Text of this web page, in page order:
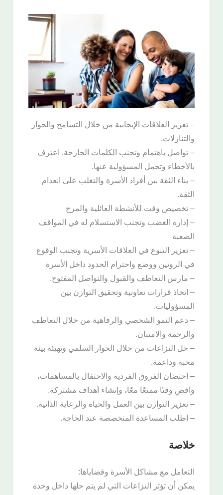
– تعزيز العلاقات الإيجابية من خلال التسامح والحوار
والتنازلات.
– تواصل باهتمام وتجنب الكلمات الجارحة. اعترف
بالأخطاء وتحمل المسؤولية عنها.
– بناء الثقة بين أفراد الأسرة والتغلب على انعدام
الثقة.
– تخصيص وقت للأنشطة العائلية والمرح
– إدارة الغضب وتجنب الاستسلام له في المواقف
الصعبة
– تعزيز التنوع في العلاقات الأسرية وتجنب الوقوع
في الروتين ووضع واحترام الحدود داخل الأسرة
– مارس التعاطف والقبول والتواصل المفتوح.
– اتخاذ قرارات تعاونية وتحقيق التوازن بين
المسؤوليات.
– دعم النمو الشخصي والرفاهية من خلال التعاطف
والرحمة والامتنان.
– حل النزاعات من خلال الحوار السلمي وتهيئة بيئة
محبة وداعمة.
– احتضان الفروق الفردية والاحتفال بالمساهمات،
واقضِ وقتًا ممتعًا معًا، وإنشاء أهداف مشتركة.
– تعزيز التوازن بين العمل والحياة والرعاية الذاتية.
– اطلب المساعدة المتخصصة عند الحاجة.
خلاصة
التعامل مع مشاكل الأسرة وقضاياها:
يمكن أن تؤثر النزاعات التي لم يتم حلها داخل وحدة